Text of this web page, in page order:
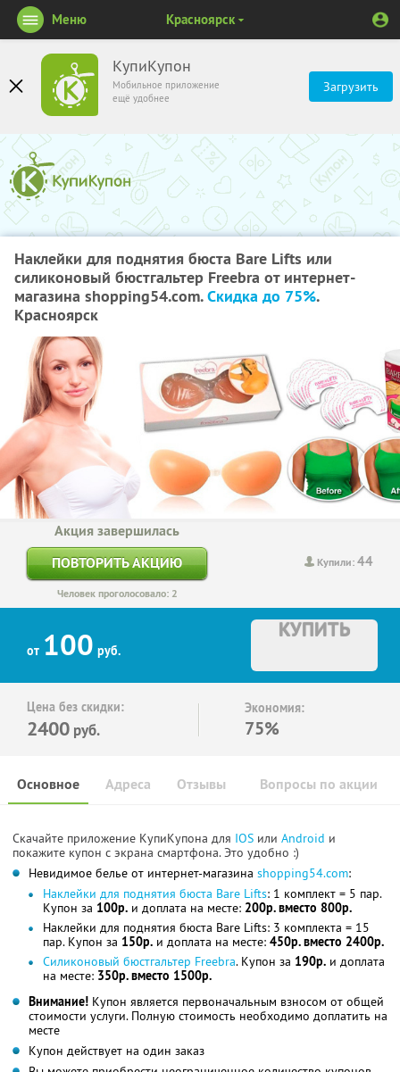
КупиКупон
Мобильное приложение
ещё удобнее
Загрузить
Меню Красноярск
Наклейки для поднятия бюста Bare Lifts или
силиконовый бюстгальтер Freebra от интернет-
магазина shopping54.com.Скидка до 75%.
Красноярск
Купили:44
Акция завершилась
ПОВТОРИТЬ АКЦИЮ
Человек проголосовало: 2
от 100 руб.
КУПИТЬ
Цена без скидки:
2400 руб.
Экономия:
75%
Основное Отзывы Вопросы по акции
Адреса
Скачайте приложение КупиКупона для IOS или Android и
покажите купон с экрана смартфона. Это удобно :)
Невидимое белье от интернет-магазина shopping54.com:
Наклейки для поднятия бюста Bare Lifts: 1 комплект = 5 пар.
Купон за 100р. и доплата на месте: 200р. вместо 800р.
Наклейки для поднятия бюста Bare Lifts: 3 комплекта = 15
пар. Купон за 150р. и доплата на месте: 450р. вместо 2400р.
Силиконовый бюстгальтер Freebra. Купон за 190р. и доплата
на месте: 350р. вместо 1500р.
Внимание! Купон является первоначальным взносом от общей
стоимости услуги. Полную стоимость необходимо доплатить на
месте
Купон действует на один заказ